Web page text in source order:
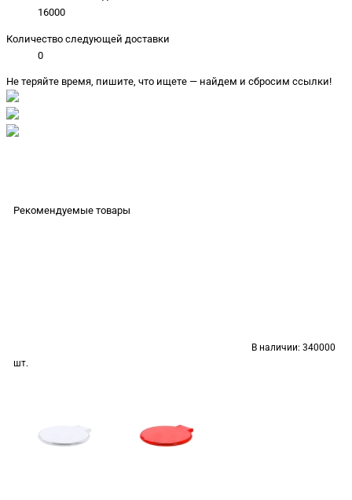
16000
Количество следующей доставки
0
Не теряйте время, пишите, что ищете — найдем и сбросим ссылки!
Рекомендуемые товары
В наличии: 340000
шт.